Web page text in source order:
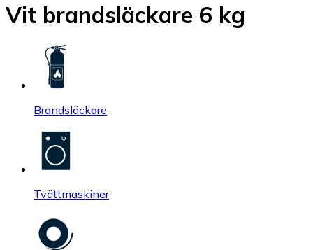
Vit brandsläckare 6 kg
Brandsläckare
Tvättmaskiner